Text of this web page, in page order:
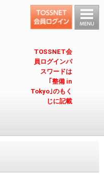
TOSSNET会
員ログインパ
スワードは
｢整備 in
Tokyo｣のもく
じに記載